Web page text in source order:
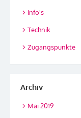
Info's
Technik
Zugangspunkte
Archiv
Mai 2019